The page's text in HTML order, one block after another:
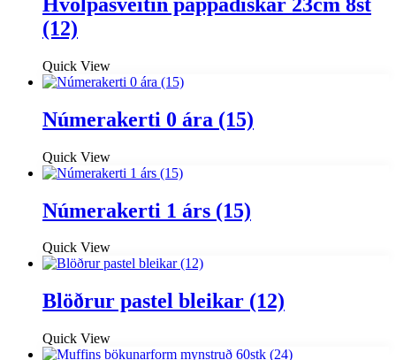
(12)
Quick View
Númerakerti 0 ára (15)
Quick View
Númerakerti 1 árs (15)
Quick View
Blöðrur pastel bleikar (12)
Quick View